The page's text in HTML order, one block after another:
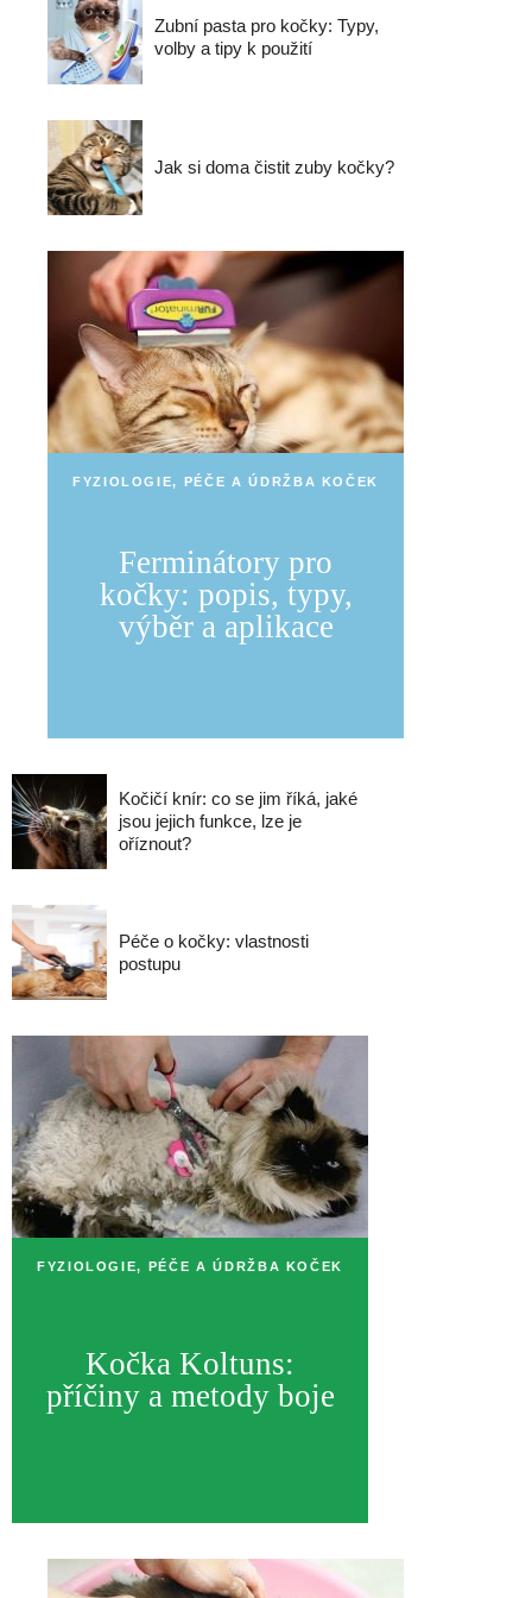
Zubní pasta pro kočky: Typy,
volby a tipy k použití
Jak si doma čistit zuby kočky?
FYZIOLOGIE, PÉČE A ÚDRŽBA KOČEK
Ferminátory pro
kočky: popis, typy,
výběr a aplikace
Kočičí knír: co se jim říká, jaké
jsou jejich funkce, lze je
oříznout?
Péče o kočky: vlastnosti
postupu
FYZIOLOGIE, PÉČE A ÚDRŽBA KOČEK
Kočka Koltuns:
příčiny a metody boje